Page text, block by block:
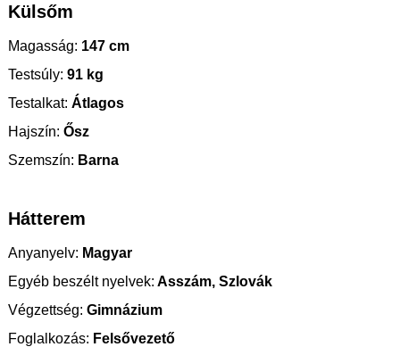
Külsőm
Magasság: 147 cm
Testsúly: 91 kg
Testalkat: Átlagos
Hajszín: Ősz
Szemszín: Barna
Hátterem
Anyanyelv: Magyar
Egyéb beszélt nyelvek: Asszám, Szlovák
Végzettség: Gimnázium
Foglalkozás: Felsővezető